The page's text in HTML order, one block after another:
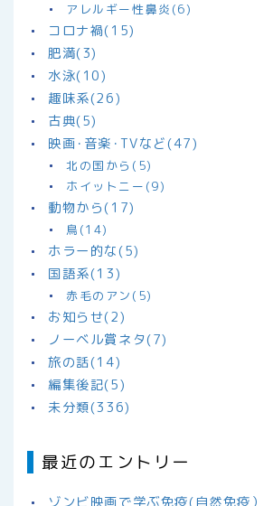
アレルギー性鼻炎(6)
コロナ禍(15)
肥満(3)
水泳(10)
趣味系(26)
古典(5)
映画･音楽･TVなど(47)
北の国から(5)
ホイットニー(9)
動物から(17)
鳥(14)
ホラー的な(5)
国語系(13)
赤毛のアン(5)
お知らせ(2)
ノーベル賞ネタ(7)
旅の話(14)
編集後記(5)
未分類(336)
最近のエントリー
ゾンビ映画で学ぶ免疫(自然免疫）